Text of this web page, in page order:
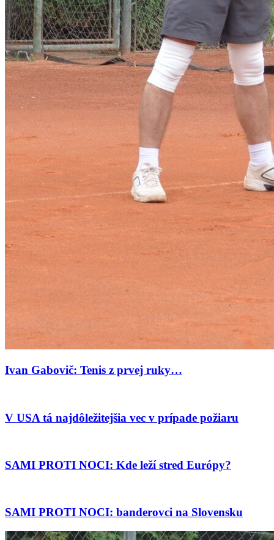
Ivan Gabovič: Tenis z prvej ruky…
V USA tá najdôležitejšia vec v prípade požiaru
SAMI PROTI NOCI: Kde leží stred Európy?
SAMI PROTI NOCI: banderovci na Slovensku